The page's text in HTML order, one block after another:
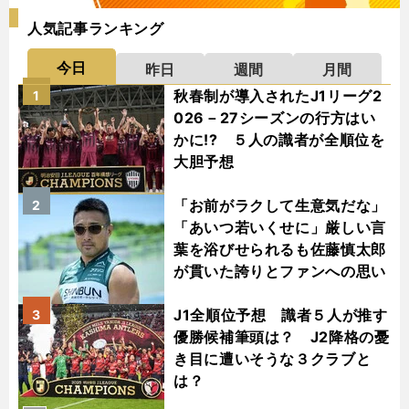
人気記事ランキング
今日 昨日 週間
月間
秋春制が導入されたJ1リーグ2
026－27シーズンの行方はい
かに!? ５人の識者が全順位を
大胆予想
1
「お前がラクして生意気だな」
「あいつ若いくせに」厳しい言
葉を浴びせられるも佐藤慎太郎
が貫いた誇りとファンへの思い
2
J1全順位予想 識者５人が推す
優勝候補筆頭は？ J2降格の憂
き目に遭いそうな３クラブと
は？
3